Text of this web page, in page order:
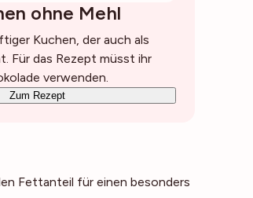
ohne Mehl
Kuchen, der auch als
Für das Rezept müsst ihr
verwenden.
Zum Rezept
Fettanteil für einen besonders